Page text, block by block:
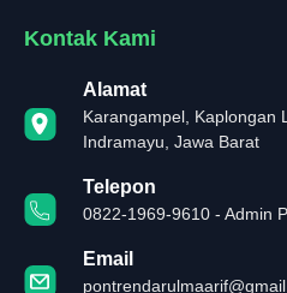
Kontak Kami
Alamat
Karangampel, Kaplongan
Indramayu, Jawa Barat
Telepon
0822-1969-9610 - Admin
Email